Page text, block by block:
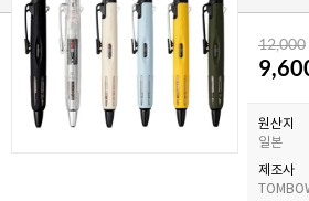
12,000
원산지
일본
제조사